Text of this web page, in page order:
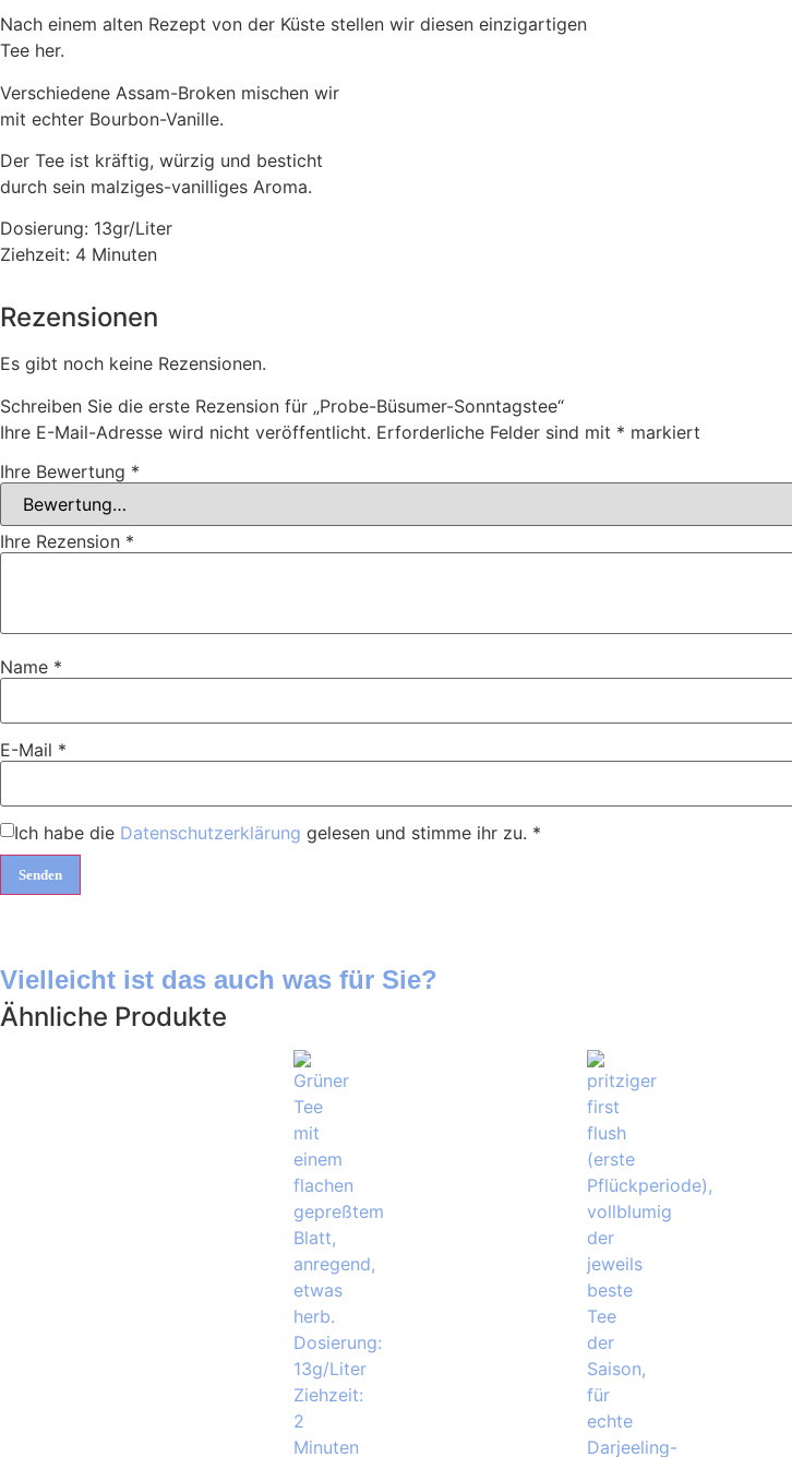
Nach einem alten Rezept von der Küste stellen wir diesen einzigartigen
Tee her.
Verschiedene Assam-Broken mischen wir
mit echter Bourbon-Vanille.
Der Tee ist kräftig, würzig und besticht
durch sein malziges-vanilliges Aroma.
Dosierung: 13gr/Liter
Ziehzeit: 4 Minuten
Rezensionen
Es gibt noch keine Rezensionen.
Schreiben Sie die erste Rezension für „Probe-Büsumer-Sonntagstee“
Ihre E-Mail-Adresse wird nicht veröffentlicht. Erforderliche Felder sind mit * markiert
Ihre Bewertung *
Ihre Rezension *
Name *
E-Mail *
Ich habe die Datenschutzerklärung gelesen und stimme ihr zu. *
Vielleicht ist das auch was für Sie?
Ähnliche Produkte